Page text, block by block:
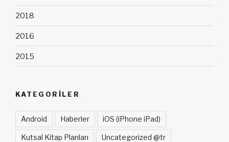
2018
2016
2015
KATEGORILER
Android Haberler iOS (iPhone iPad)
Kutsal Kitap Planları Uncategorized @tr